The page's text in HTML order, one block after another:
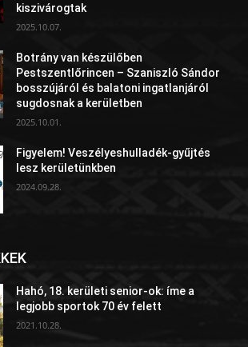
kiszivárogtak
2025.10.07.
Botrány van készülőben
Pestszentlőrincen – Szaniszló Sándor
bosszújáról és balatoni ingatlanjáról
sugdosnak a kerületben
2025.10.01.
Figyelem! Veszélyeshulladék-gyűjtés
lesz kerületünkben
2024.09.28.
Hahó, 18. kerületi senior-ok: íme a
legjobb sportok 70 év felett
2021.10.28.